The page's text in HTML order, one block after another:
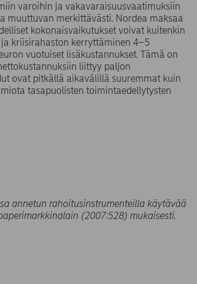
varoihin ja vakavaraisuusvaatimuksiin
muuttuvan merkittävästi. Nordea maksaa
kokonaisvaikutukset voivat kuitenkin
kriisirahaston kerryttäminen 4–5
vuotuiset lisäkustannukset. Tämä on
liittyy paljon
ovat pitkällä aikavälillä suuremmat kuin
tasapuolisten toimintaedellytysten
annetun rahoitusinstrumenteilla käytävää
(2007:528) mukaisesti.